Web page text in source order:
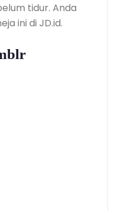
tidur. Anda
ini di JD.id.